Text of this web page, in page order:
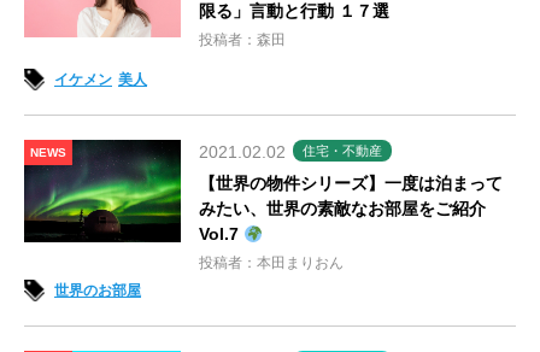
限る」言動と行動 １７選
投稿者：森田
イケメン 美人
NEWS 2021.02.02 住宅・不動産
【世界の物件シリーズ】一度は泊まって
みたい、世界の素敵なお部屋をご紹介
Vol.7
投稿者：本田まりおん
世界のお部屋